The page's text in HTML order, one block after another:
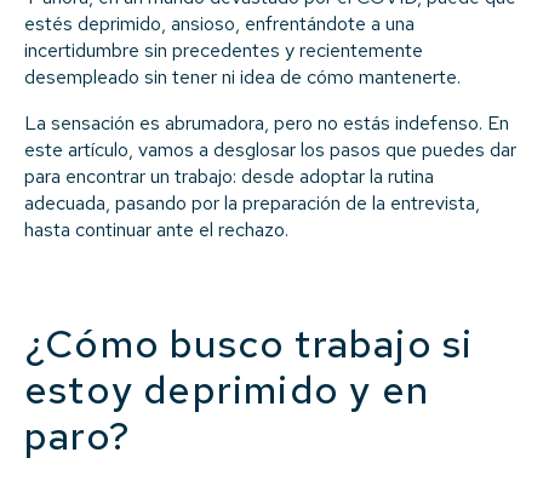
estés deprimido, ansioso, enfrentándote a una
incertidumbre sin precedentes y recientemente
desempleado sin tener ni idea de cómo mantenerte.
La sensación es abrumadora, pero no estás indefenso. En
este artículo, vamos a desglosar los pasos que puedes dar
para encontrar un trabajo: desde adoptar la rutina
adecuada, pasando por la preparación de la entrevista,
hasta continuar ante el rechazo.
¿Cómo busco trabajo si
estoy deprimido y en
paro?